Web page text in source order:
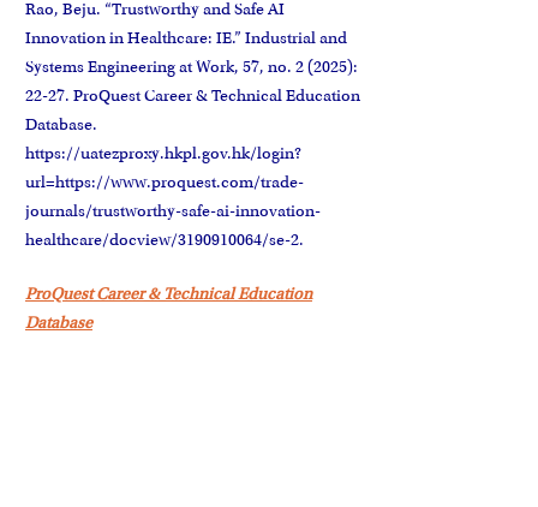
Rao, Beju. “Trustworthy and Safe AI
Innovation in Healthcare: IE.” Industrial and
Systems Engineering at Work, 57, no. 2 (2025):
22-27. ProQuest Career & Technical Education
Database.
https://uatezproxy.hkpl.gov.hk/login?
url=https://www.proquest.com/trade-
journals/trustworthy-safe-ai-innovation-
healthcare/docview/3190910064/se-2.
ProQuest Career & Technical Education
Database